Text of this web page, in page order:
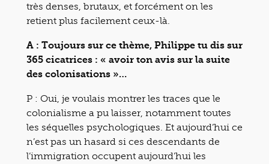
très denses, brutaux, et forcément on les
retient plus facilement ceux-là.
A : Toujours sur ce thème, Philippe tu dis sur
365 cicatrices : « avoir ton avis sur la suite
des colonisations »…
P : Oui, je voulais montrer les traces que le
colonialisme a pu laisser, notamment toutes
les séquelles psychologiques. Et aujourd’hui ce
n’est pas un hasard si ces descendants de
l’immigration occupent aujourd’hui les